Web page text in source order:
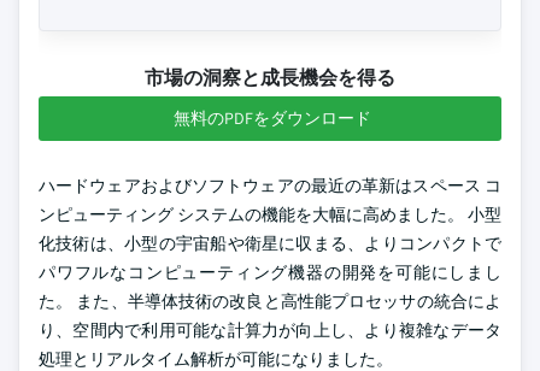
市場の洞察と成長機会を得る
無料のPDFをダウンロード
ハードウェアおよびソフトウェアの最近の革新はスペース コ
ンピューティング システムの機能を大幅に高めました。 小型
化技術は、小型の宇宙船や衛星に収まる、よりコンパクトで
パワフルなコンピューティング機器の開発を可能にしまし
た。 また、半導体技術の改良と高性能プロセッサの統合によ
り、空間内で利用可能な計算力が向上し、より複雑なデータ
処理とリアルタイム解析が可能になりました。